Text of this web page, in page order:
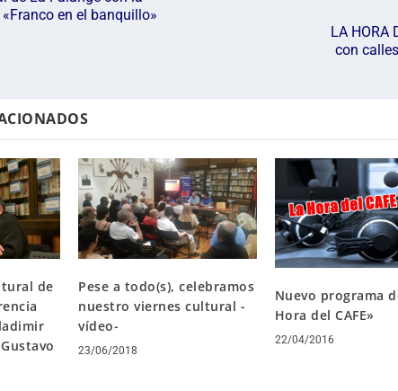
en el banquillo»
LA HORA
con
de
Pese a todo(s), celebramos
nuestro viernes cultural -
vídeo-
23/06/2018
Nuevo programa
Hora del CAFE»
22/04/2016